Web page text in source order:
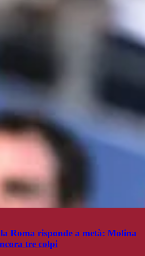
Roma risponde a metà: Molina
tre colpi